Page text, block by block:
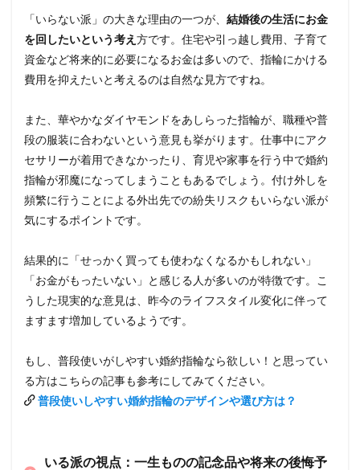
「いらない派」の大きな理由の一つが、 結婚後の生活にお金
を回したいという考え 方です。住宅や引っ越し費用、子育て
資金など将来的に必要になるお金は多いので、指輪にかける
費用を抑えたいと考えるのは自然な見方ですね。
また、華やかなダイヤモンドをあしらった指輪が、職種や普
段の服装に合わないという意見も挙がります。仕事中にアク
セサリーが着用できなかったり、育児や家事を行う中で婚約
指輪が邪魔になってしまうこともあるでしょう。付け外しを
頻繁に行うことによる外出先での紛失リスクもいらない派が
気にするポイントです。
結果的に「せっかく買っても使わなくなるかもしれない」
「お金がもったいない」と感じる人が多いのが特徴です。こ
うした現実的な意見は、昨今のライフスタイル変化に伴って
ますます増加しているようです。
もし、普段使いがしやすい婚約指輪なら欲しい！と思ってい
る方はこちらの記事も参考にしてみてください。
普段使いしやすい婚約指輪のデザインや選び方は？
いる派の視点：一生ものの記念品や将来の後悔予